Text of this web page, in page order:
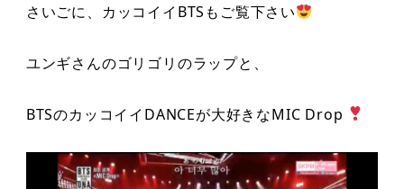
さいごに、カッコイイBTSもご覧下さい
ユンギさんのゴリゴリのラップと、
BTSのカッコイイDANCEが大好きなMIC Drop